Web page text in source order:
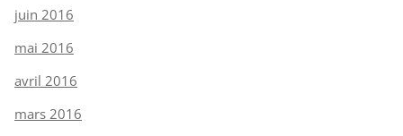
juin 2016
mai 2016
avril 2016
mars 2016